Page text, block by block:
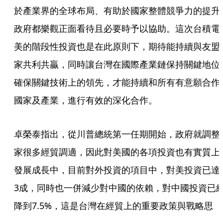
於產業界的全球布局、有助於國家整體競爭力的提升
政府都樂觀正面看待且必要時予以協助。這次台積電
美的階段性投資也是在此原則下，期待能持續與友盟
家共利共贏，同時讓台灣在國際產業鏈保持關鍵地位
確保關鍵技術上的領先，才能持續和所有有意願合作
國家及產業，進行有效的深化合作。
卓榮泰指出，從川普總統第一任期開始，政府就調整
家很多經貿調適，因此對美國的各項投資也有實質上
發展成長中，目前對外投資的項目中，對美投資已達
3成，同時也一併減少對中國的依賴，對中國投資已
降到7.5%，這是台灣在經貿上的重要政策與戰略思